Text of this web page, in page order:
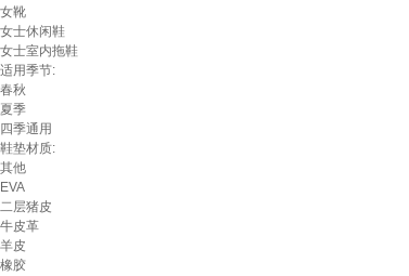
女靴
女士休闲鞋
女士室内拖鞋
适用季节:
春秋
夏季
四季通用
鞋垫材质:
其他
EVA
二层猪皮
牛皮革
羊皮
橡胶